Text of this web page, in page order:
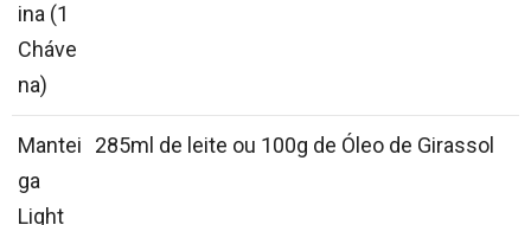
ina (1
Cháve
na)
Mantei
ga
Light
285ml de leite ou 100g de Óleo de Girassol